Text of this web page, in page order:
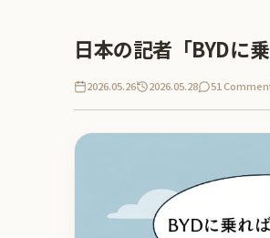
日本の記者「BYDに
2026.05.26 2026.05.28 51